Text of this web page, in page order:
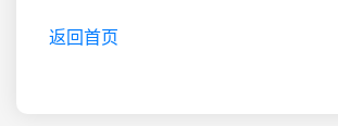
返回首页